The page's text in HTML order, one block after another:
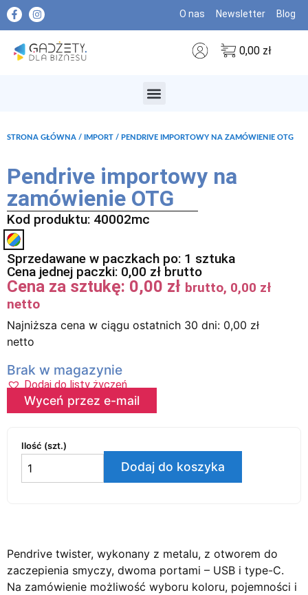
O nas Newsletter Blog
0,00 zł
STRONA GŁÓWNA / IMPORT / PENDRIVE IMPORTOWY NA ZAMÓWIENIE OTG
Pendrive importowy na
zamówienie OTG
Kod produktu: 40002mc
Sprzedawane w paczkach po: 1 sztuka
Cena jednej paczki: 0,00 zł brutto
Cena za sztukę: 0,00 zł brutto, 0,00 zł
netto
Najniższa cena w ciągu ostatnich 30 dni: 0,00 zł
netto
Brak w magazynie
Dodaj do listy życzeń
Wyceń przez e-mail
Ilość (szt.)
Dodaj do koszyka
Pendrive twister, wykonany z metalu, z otworem do
zaczepienia smyczy, dwoma portami – USB i type-C.
Na zamówienie możliwość wyboru koloru, pojemności i